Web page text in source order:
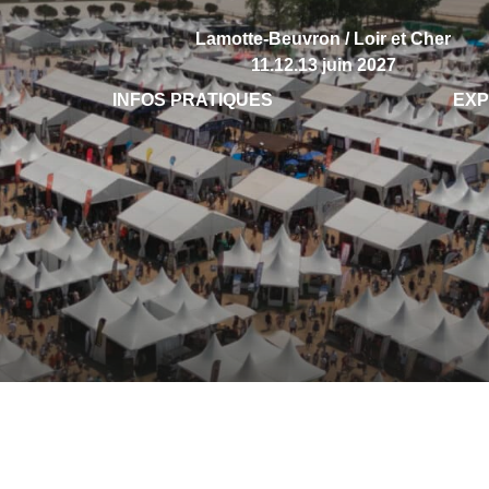
Lamotte-Beuvron / Loir et Cher
11.12.13 juin 2027
INFOS PRATIQUES